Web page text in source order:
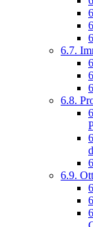
6.7.
6.8.
6.9.